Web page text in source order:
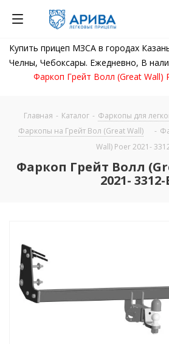
Купить прицеп МЗСА в городах
Челны, Чебоксары. Ежедневно, В
Фаркоп Грейт Волл (Great Wall)
Главная - Каталог - Фаркопы для
Фаркопы на Грейт Вол (Great Wall)
-
Wall) Poer 2021-
Фаркоп Грейт Волл
2021- 3312-